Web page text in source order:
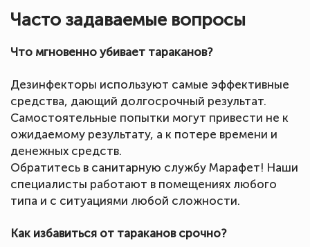
Часто задаваемые вопросы
Что мгновенно убивает тараканов?
Дезинфекторы используют самые эффективные
средства, дающий долгосрочный результат.
Самостоятельные попытки могут привести не к
ожидаемому результату, а к потере времени и
денежных средств.
Обратитесь в санитарную службу Марафет! Наши
специалисты работают в помещениях любого
типа и с ситуациями любой сложности.
Как избавиться от тараканов срочно?